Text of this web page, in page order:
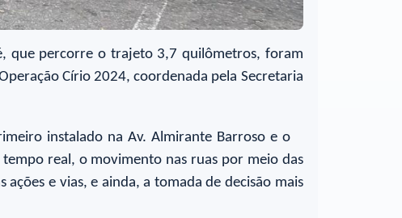
que percorre o trajeto 3,7 quilômetros, foram
Círio 2024, coordenada pela Secretaria
instalado na Av. Almirante Barroso e o
real, o movimento nas ruas por meio das
e vias, e ainda, a tomada de decisão mais